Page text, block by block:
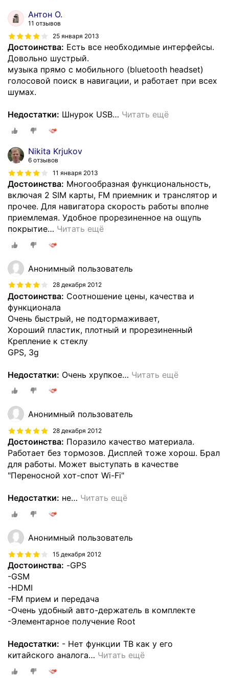
Антон О.
11 отзывов
25 января 2013
Достоинства: Есть все необходимые интерфейсы.
Довольно шустрый.
музыка прямо с мобильного (bluetooth headset)
голосовой поиск в навигации, и работает при всех
шумах.
Недостатки: Шнурок USB… Читать ещё
Nikita Krjukov
6 отзывов
11 января 2013
Достоинства: Многообразная функциональность,
включая 2 SIM карты, FM приемник и транслятор и
прочее. Для навигатора скорость работы вполне
приемлемая. Удобное прорезиненное на ощупь
покрытие… Читать ещё
Анонимный пользователь
28 декабря 2012
Достоинства: Соотношение цены, качества и
функционала
Очень быстрый, не подтормаживает,
Хороший пластик, плотный и прорезиненный
Крепление к стеклу
GPS, 3g
Недостатки: Очень хрупкое… Читать ещё
Анонимный пользователь
28 декабря 2012
Достоинства: Поразило качество материала.
Работает без тормозов. Дисплей тоже хорош. Брал
для работы. Может выступать в качестве
"Переносной хот-спот Wi-Fi"
Недостатки: не… Читать ещё
Анонимный пользователь
15 декабря 2012
Достоинства: -GPS
-GSM
-HDMI
-FM прием и передача
-Очень удобный авто-держатель в комплекте
-Элементарное получение Root
Недостатки: - Нет функции ТВ как у его
китайского аналога… Читать ещё